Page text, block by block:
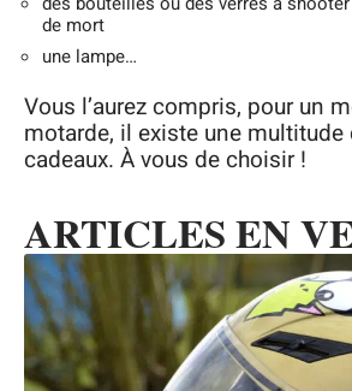
de mort
une lampe…
Vous l’aurez compris, pour un
motarde, il existe une multitude
cadeaux. À vous de choisir !
ARTICLES EN